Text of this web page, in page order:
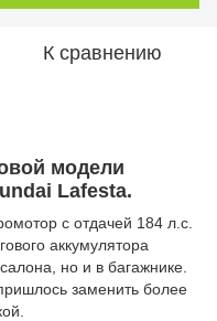
К сравнению
модели
Lafesta.
с отдачей 184 л.с.
аккумулятора
но и в багажнике.
заменить более